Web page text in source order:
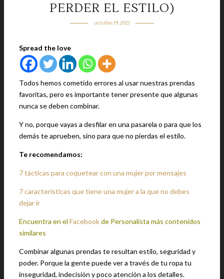
PERDER EL ESTILO)
octubre 19, 2021
Spread the love
Todos hemos cometido errores al usar nuestras prendas
favoritas, pero es importante tener presente que algunas
nunca se deben combinar.
Y no, porque vayas a desfilar en una pasarela o para que los
demás te aprueben, sino para que no pierdas el estilo.
Te recomendamos:
7 tácticas para coquetear con una mujer por mensajes
7 características que tiene una mujer a la que no debes
dejar ir
Encuentra en el Facebookde Personalista más contenidos
similares
Combinar algunas prendas te resultan estilo, seguridad y
poder. Porque la gente puede ver a través de tu ropa tu
inseguridad, indecisión y poco atención a los detalles.